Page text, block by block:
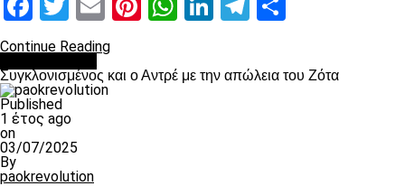
Continue Reading
Συγκλονισμένος και ο Αντρέ με την απώλεια του Ζότα
Published
1 έτος ago
on
03/07/2025
By
paokrevolution